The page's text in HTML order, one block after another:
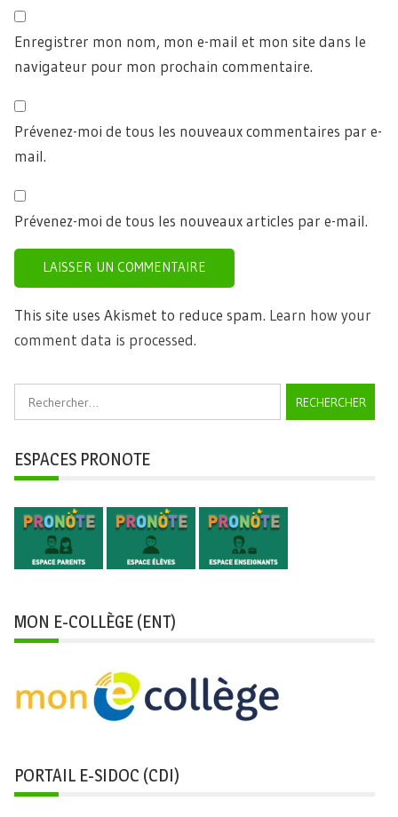
Enregistrer mon nom, mon e-mail et mon site dans le
navigateur pour mon prochain commentaire.
Prévenez-moi de tous les nouveaux commentaires par e-
mail.
Prévenez-moi de tous les nouveaux articles par e-mail.
This site uses Akismet to reduce spam. Learn how your
comment data is processed.
Rechercher :
ESPACES PRONOTE
MON E-COLLÈGE (ENT)
PORTAIL E-SIDOC (CDI)